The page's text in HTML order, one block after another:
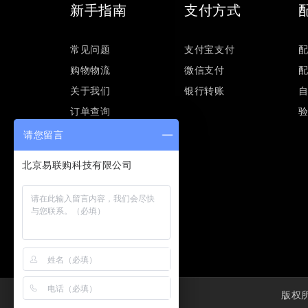
新手指南
常见问题
购物物流
关于我们
订单查询
支付方式
支付宝支付
微信支付
银行转账
版权
请您留言